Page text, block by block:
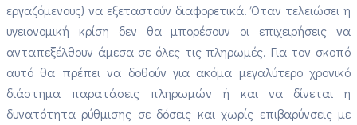
εργαζόμενους) να εξεταστούν διαφορετικά. Όταν τελειώσει η
υγειονομική κρίση δεν θα μπορέσουν οι επιχειρήσεις να
ανταπεξέλθουν άμεσα σε όλες τις πληρωμές. Για τον σκοπό
αυτό θα πρέπει να δοθούν για ακόμα μεγαλύτερο χρονικό
διάστημα παρατάσεις πληρωμών ή και να δίνεται η
δυνατότητα ρύθμισης σε δόσεις και χωρίς επιβαρύνσεις με